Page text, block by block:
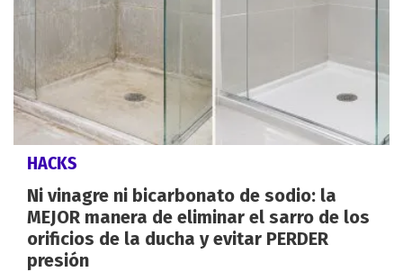
HACKS
Ni vinagre ni bicarbonato de sodio: la
MEJOR manera de eliminar el sarro de los
orificios de la ducha y evitar PERDER
presión